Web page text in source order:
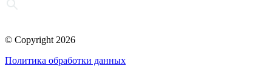
© Copyright 2026
Политика обработки данных